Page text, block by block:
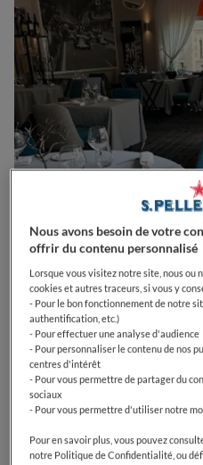
0 0
5 Pl. Allard63130RoyatFrance
VOIR HORAIRES
Nous avons besoin de votre
offrir du contenu personnalisé
Lorsque vous visitez notre site, nous ou
cookies et autres traceurs, si vous y
- Pour le bon fonctionnement de notre
authentification, etc.)
- Pour effectuer une analyse d'audience
- Pour personnaliser le contenu de nos
centres d'intérêt
- Pour vous permettre de partager du
sociaux
- Pour vous permettre d'utiliser notre
Pour en savoir plus, vous pouvez
notre Politique de Confidentialité, ou